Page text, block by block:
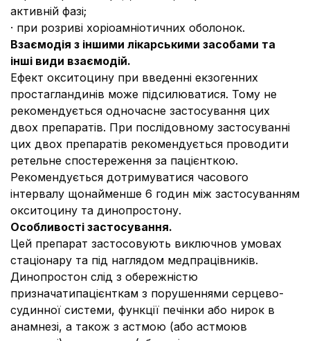
активній фазі;
· при розриві хоріоамніотичних оболонок.
Взаємодія з іншими лікарськими засобами та
інші види взаємодій.
Ефект окситоцину при введенні екзогенних
простагландинів може підсилюватися. Тому не
рекомендується одночасне застосування цих
двох препаратів. При послідовному застосуванні
цих двох препаратів рекомендується проводити
ретельне спостереження за пацієнткою.
Рекомендується дотримуватися часового
інтервалу щонайменше 6 годин між застосуванням
окситоцину та динопростону.
Особливості застосування.
Цей препарат застосовують виключнов умовах
стаціонару та під наглядом медпрацівників.
Динопростон слід з обережністю
призначатипацієнткам з порушеннями серцево-
судинної системи, функції печінки або нирок в
анамнезі, а також з астмою (або астмоюв